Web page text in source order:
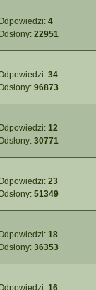
4
22951
34
96873
12
30771
23
51349
18
36353
16